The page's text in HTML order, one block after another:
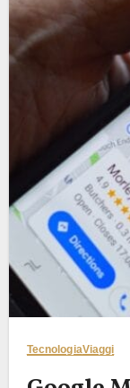
TecnologiaViaggi